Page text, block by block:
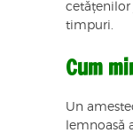
cetățenilor
timpuri.
Cum
Un
lemnoasă